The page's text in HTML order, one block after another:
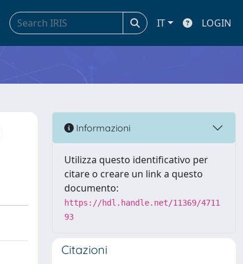
IT LOGIN
Informazioni
Utilizza questo identificativo per
citare o creare un link a questo
documento:
https://hdl.handle.net/11369/4711
93
Citazioni